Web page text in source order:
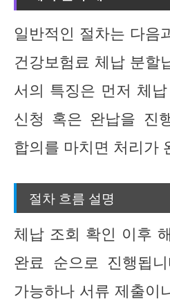
일반적인 절차는 다음
건강보험료 체납 분할
서의 특징은 먼저 체
신청 혹은 완납을 진
합의를 마치면 처리가
절차 흐름 설명
체납 조회 확인 이후
완료 순으로 진행됩
가능하나 서류 제출이